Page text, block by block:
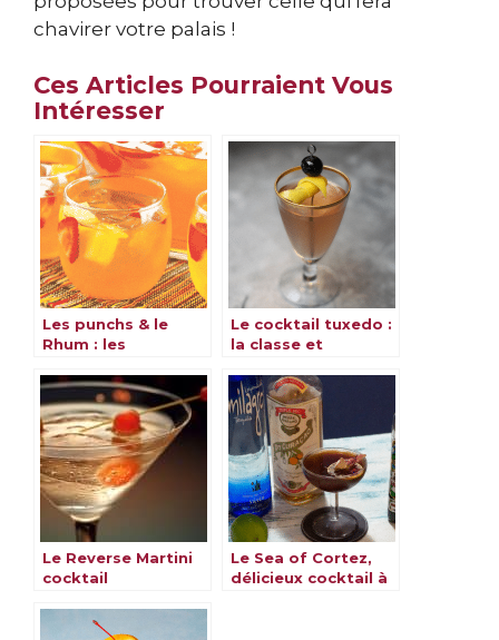
chavirer votre palais !
Ces Articles Pourraient Vous
Intéresser
Les punchs & le
Rhum : les
Le cocktail tuxedo :
la classe et
verre
Le Reverse Martini
cocktail
Le Sea of Cortez,
délicieux cocktail à